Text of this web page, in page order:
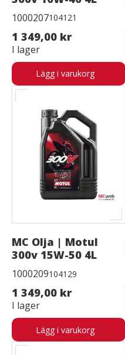
1000207104121
1 349,00 kr
I lager
Lägg i varukorg
MC Olja | Motul
300v 15W-50 4L
1000209104129
1 349,00 kr
I lager
Lägg i varukorg